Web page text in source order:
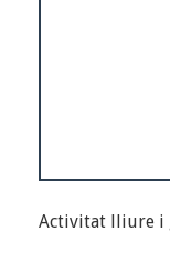
Activitat lliure i